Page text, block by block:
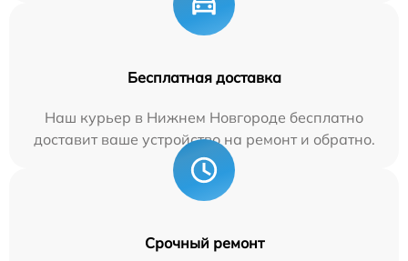
Бесплатная доставка
Наш курьер в Нижнем Новгороде бесплатно
доставит ваше устройство на ремонт и обратно.
Срочный ремонт